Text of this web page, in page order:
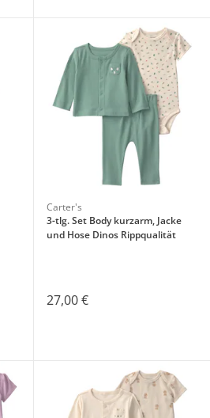
Carter's
3-tlg. Set Body kurzarm, Jacke
und Hose Dinos Rippqualität
27,00 €